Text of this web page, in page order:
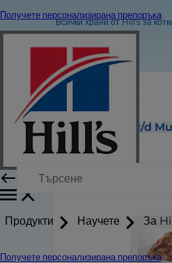
Получете персонализирана препоръка
Продукти Научете За
Получете персонализирана препоръка
Всички храни от Hill's за
Hill's Prescription Diet c/d